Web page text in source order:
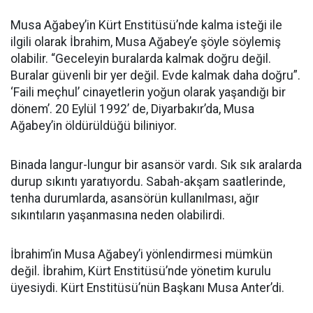
Musa Ağabey’in Kürt Enstitüsü’nde kalma isteği ile
ilgili olarak İbrahim, Musa Ağabey’e şöyle söylemiş
olabilir. “Geceleyin buralarda kalmak doğru değil.
Buralar güvenli bir yer değil. Evde kalmak daha doğru”.
‘Faili meçhul’ cinayetlerin yoğun olarak yaşandığı bir
dönem’. 20 Eylül 1992’ de, Diyarbakır’da, Musa
Ağabey’in öldürüldüğü biliniyor.
Binada langur-lungur bir asansör vardı. Sık sık aralarda
durup sıkıntı yaratıyordu. Sabah-akşam saatlerinde,
tenha durumlarda, asansörün kullanılması, ağır
sıkıntıların yaşanmasına neden olabilirdi.
İbrahim’in Musa Ağabey’i yönlendirmesi mümkün
değil. İbrahim, Kürt Enstitüsü’nde yönetim kurulu
üyesiydi. Kürt Enstitüsü’nün Başkanı Musa Anter’di.